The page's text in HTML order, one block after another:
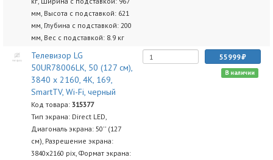
мм, Высота с подставкой: 621
мм, Глубина с подставкой: 200
мм, Вес с подставкой: 8.9 кг
Телевизор LG
50UR78006LK, 50 (127 см),
3840 x 2160, 4K, 169,
SmartTV, Wi-Fi, черный
Код товара: 315377
Тип экрана: Direct LED,
Диагональ экрана: 50'' (127
см), Разрешение экрана:
3840х2160 pix, Формат экрана:
55999
В наличии